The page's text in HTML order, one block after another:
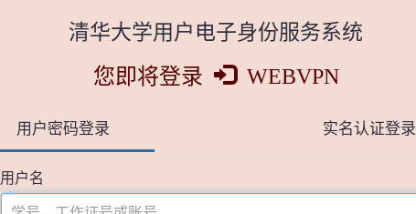
清华大学用户电子身份服务系统
您即将登录 WEBVPN
用户密码登录 实名认证登录
用户名